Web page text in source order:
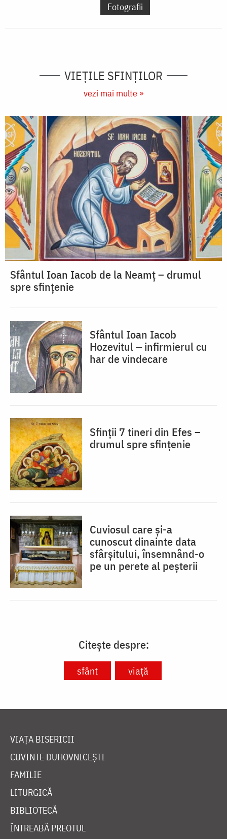
Fotografii
VIEŢILE SFINŢILOR
vezi mai multe »
Sfântul Ioan Iacob de la Neamț – drumul
spre sfințenie
Sfântul Ioan Iacob
Hozevitul ‒ infirmierul cu
har de vindecare
Sfinții 7 tineri din Efes –
drumul spre sfințenie
Cuviosul care și-a
cunoscut dinainte data
sfârșitului, însemnând-o
pe un perete al peșterii
Citește despre:
sfânt viață
VIAȚA BISERICII
CUVINTE DUHOVNICEȘTI
FAMILIE
LITURGICĂ
BIBLIOTECĂ
ÎNTREABĂ PREOTUL